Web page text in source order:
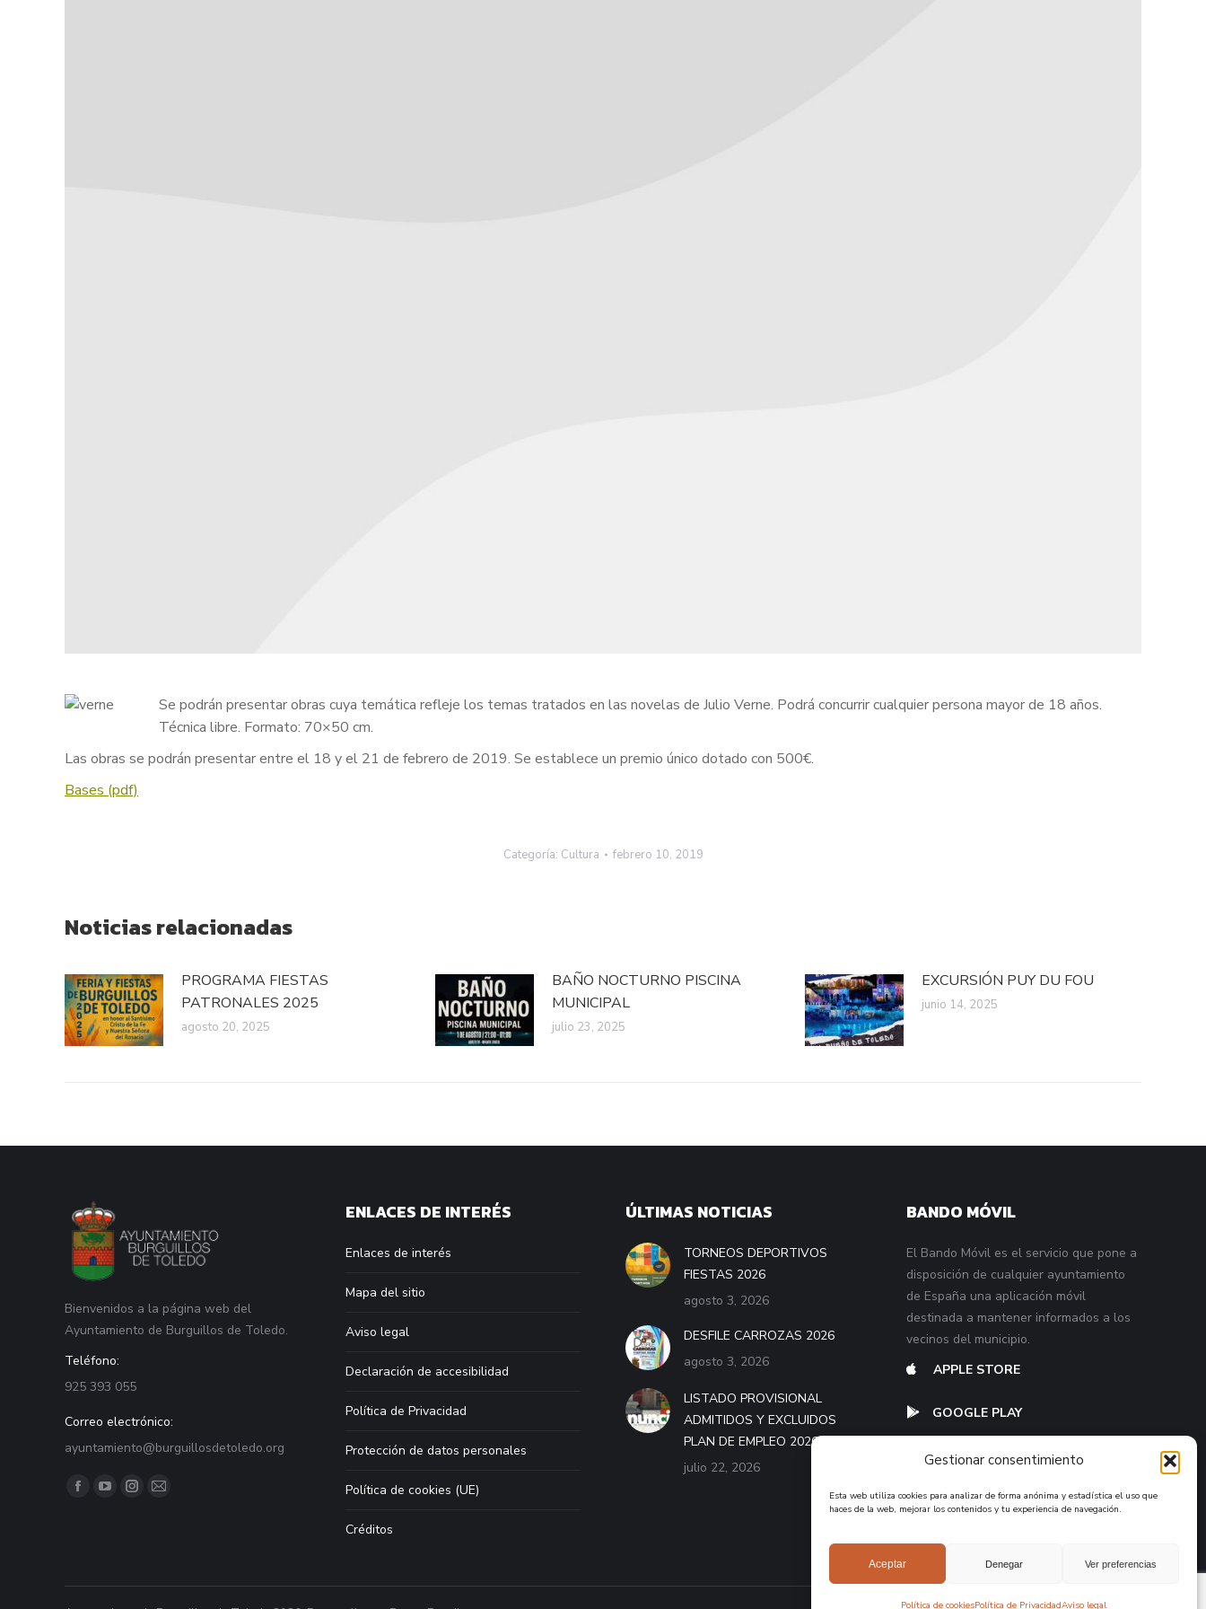
Gestionar consentimiento
Esta web utiliza cookies para analizar de forma anónima y estadística el uso que
haces de la web, mejorar los contenidos y tu experiencia de navegación.
Aceptar Denegar Ver preferencias
Política de cookiesPolítica de PrivacidadAviso legal
Se podrán presentar obras cuya temática refleje los temas tratados en las novelas de Julio Verne. Podrá concurrir cualquier persona mayor de 18 años.
Técnica libre. Formato: 70×50 cm.
Las obras se podrán presentar entre el 18 y el 21 de febrero de 2019. Se establece un premio único dotado con 500€.
Bases (pdf)
Categoría: Cultura febrero 10, 2019
Noticias relacionadas
PROGRAMA FIESTAS
PATRONALES 2025
agosto 20, 2025
BAÑO NOCTURNO PISCINA
MUNICIPAL
julio 23, 2025
EXCURSIÓN PUY DU FOU
junio 14, 2025
Bienvenidos a la página web del
Ayuntamiento de Burguillos de Toledo.
Teléfono:
925 393 055
Correo electrónico:
ayuntamiento@burguillosdetoledo.org
Find us on:
Facebook
new
YouTube
new
Instagram
new
Mail
new
ENLACES DE INTERÉS
Enlaces de interés
Mapa del sitio
Aviso legal
Declaración de accesibilidad
Política de Privacidad
Protección de datos personales
Política de cookies (UE)
Créditos
ÚLTIMAS NOTICIAS
TORNEOS DEPORTIVOS
FIESTAS 2026
agosto 3, 2026
DESFILE CARROZAS 2026
agosto 3, 2026
LISTADO PROVISIONAL
ADMITIDOS Y EXCLUIDOS
PLAN DE EMPLEO 2026
julio 22, 2026
BANDO MÓVIL
El Bando Móvil es el servicio que pone a
disposición de cualquier ayuntamiento
de España una aplicación móvil
destinada a mantener informados a los
vecinos del municipio.
APPLE STORE
GOOGLE PLAY